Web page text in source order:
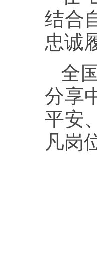
结合
忠诚
全
分享
平安
凡岗